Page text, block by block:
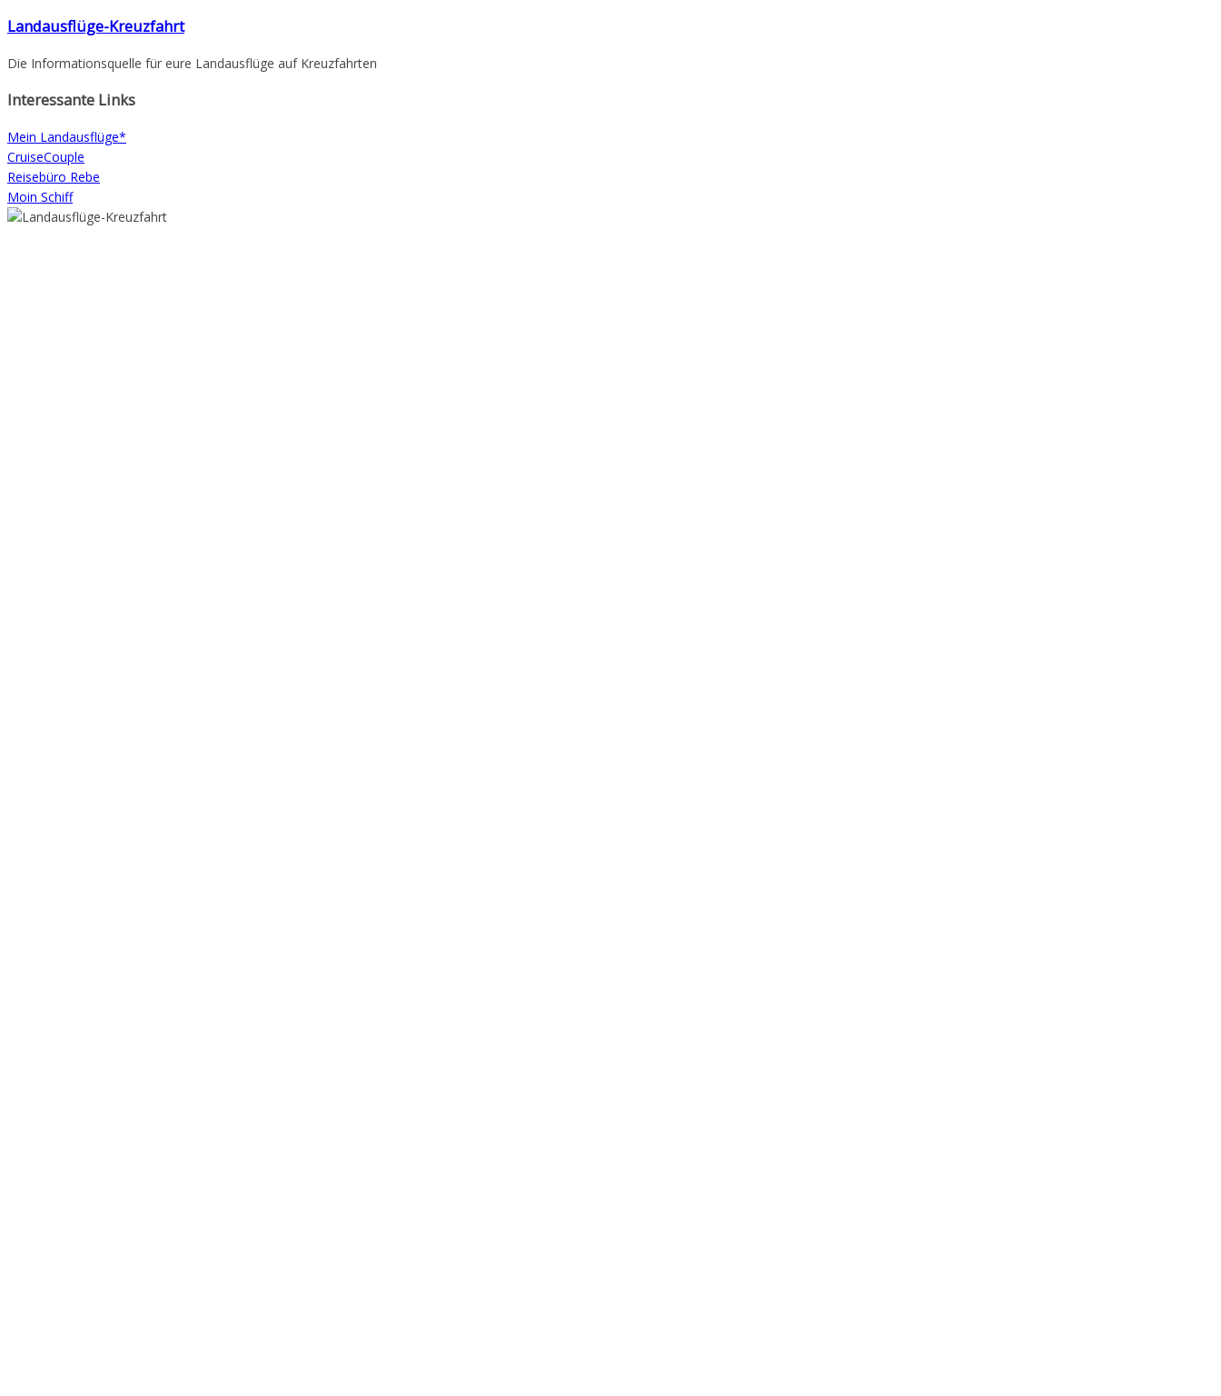
Zum
springen
Landausflüge-Kreuzfahrt
Die Informationsquelle für eure Landausflüge auf Kreuzfahrten
Interessante Links
Mein Landausflüge*
CruiseCouple
Reisebüro Rebe
Moin Schiff